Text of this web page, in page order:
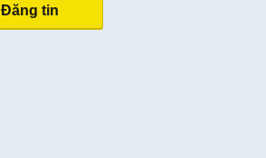
Đăng tin